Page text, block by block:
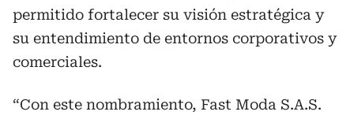
permitido fortalecer su visión estratégica y
su entendimiento de entornos corporativos y
comerciales.
“Con este nombramiento, Fast Moda S.A.S.